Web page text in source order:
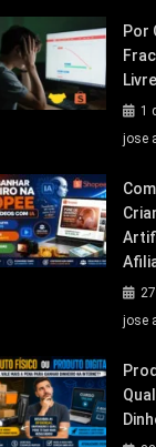
Por
1
jose
jose